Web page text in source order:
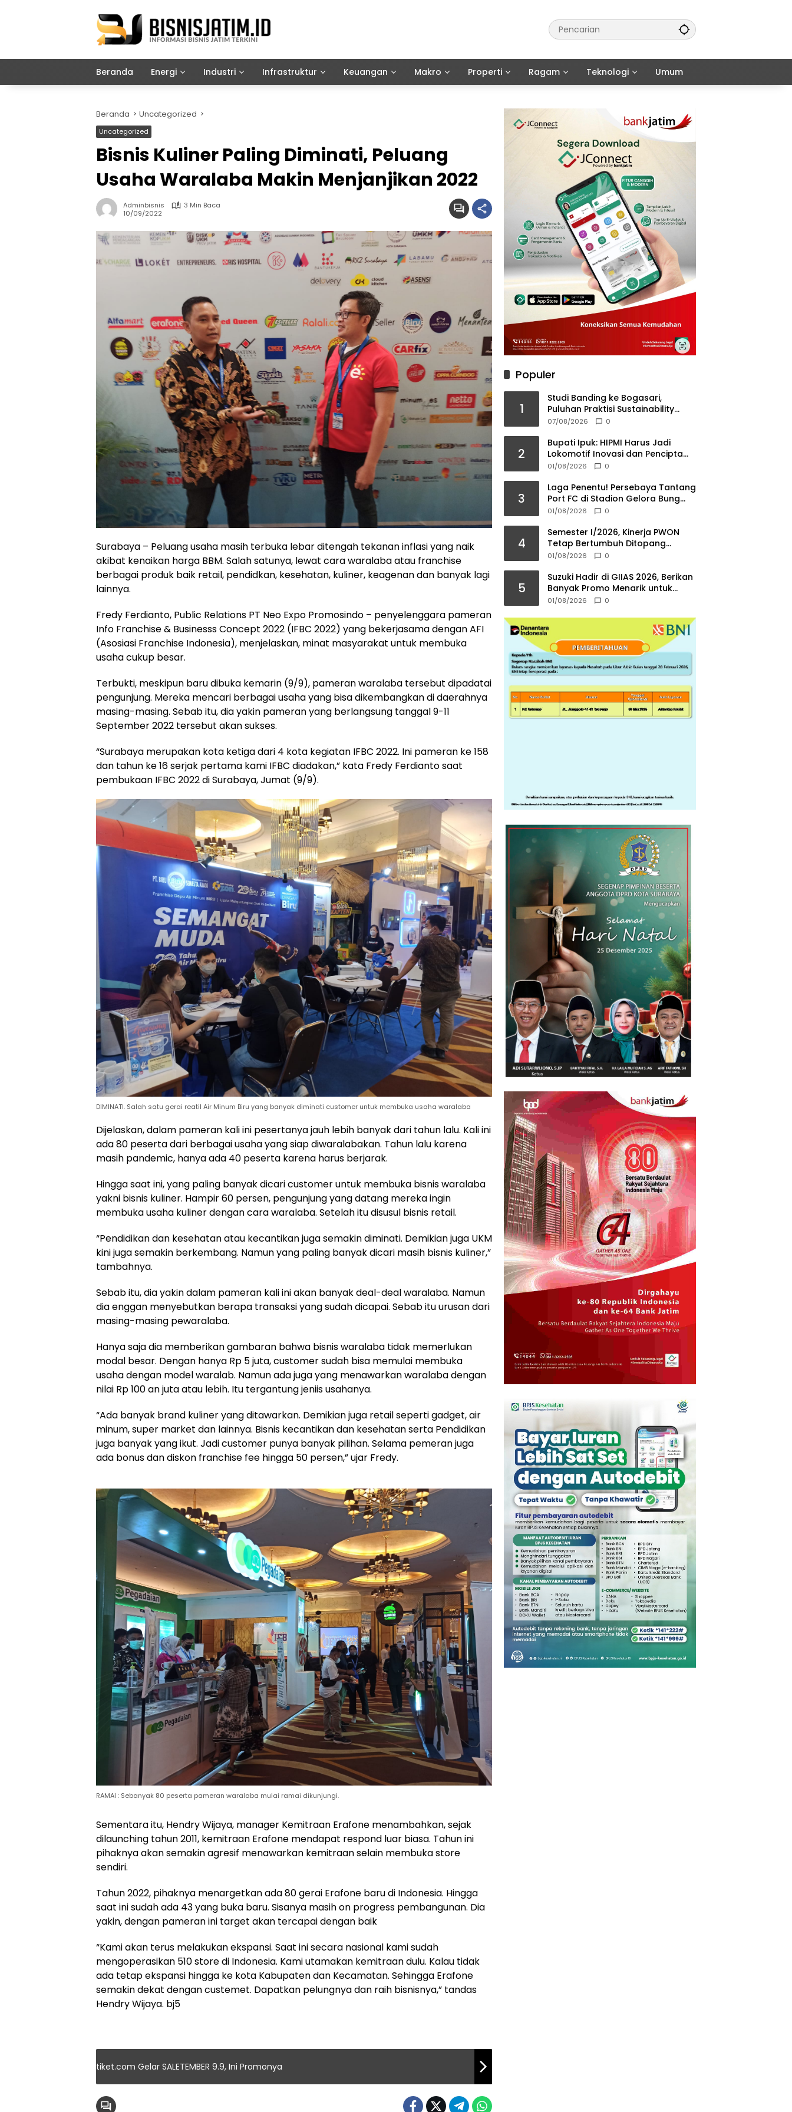
Beranda Energi Industri Infrastruktur Keuangan Makro Properti Ragam Teknologi Umum
Beranda Uncategorized
Uncategorized
Bisnis Kuliner Paling Diminati, Peluang
Usaha Waralaba Makin Menjanjikan 2022
Adminbisnis
3 Min Baca
10/09/2022
Surabaya – Peluang usaha masih terbuka lebar ditengah tekanan inflasi yang naik
akibat kenaikan harga BBM. Salah satunya, lewat cara waralaba atau franchise
berbagai produk baik retail, pendidkan, kesehatan, kuliner, keagenan dan banyak lagi
lainnya.
Fredy Ferdianto, Public Relations PT Neo Expo Promosindo – penyelenggara pameran
Info Franchise & Businesss Concept 2022 (IFBC 2022) yang bekerjasama dengan AFI
(Asosiasi Franchise Indonesia), menjelaskan, minat masyarakat untuk membuka
usaha cukup besar.
Terbukti, meskipun baru dibuka kemarin (9/9), pameran waralaba tersebut dipadatai
pengunjung. Mereka mencari berbagai usaha yang bisa dikembangkan di daerahnya
masing-masing. Sebab itu, dia yakin pameran yang berlangsung tanggal 9-11
September 2022 tersebut akan sukses.
“Surabaya merupakan kota ketiga dari 4 kota kegiatan IFBC 2022. Ini pameran ke 158
dan tahun ke 16 serjak pertama kami IFBC diadakan,” kata Fredy Ferdianto saat
pembukaan IFBC 2022 di Surabaya, Jumat (9/9).
DIMINATI. Salah satu gerai reatil Air Minum Biru yang banyak diminati customer untuk membuka usaha waralaba
Dijelaskan, dalam pameran kali ini pesertanya jauh lebih banyak dari tahun lalu. Kali ini
ada 80 peserta dari berbagai usaha yang siap diwaralabakan. Tahun lalu karena
masih pandemic, hanya ada 40 peserta karena harus berjarak.
Hingga saat ini, yang paling banyak dicari customer untuk membuka bisnis waralaba
yakni bisnis kuliner. Hampir 60 persen, pengunjung yang datang mereka ingin
membuka usaha kuliner dengan cara waralaba. Setelah itu disusul bisnis retail.
“Pendidikan dan kesehatan atau kecantikan juga semakin diminati. Demikian juga UKM
kini juga semakin berkembang. Namun yang paling banyak dicari masih bisnis kuliner,”
tambahnya.
Sebab itu, dia yakin dalam pameran kali ini akan banyak deal-deal waralaba. Namun
dia enggan menyebutkan berapa transaksi yang sudah dicapai. Sebab itu urusan dari
masing-masing pewaralaba.
Hanya saja dia memberikan gambaran bahwa bisnis waralaba tidak memerlukan
modal besar. Dengan hanya Rp 5 juta, customer sudah bisa memulai membuka
usaha dengan model waralab. Namun ada juga yang menawarkan waralaba dengan
nilai Rp 100 an juta atau lebih. Itu tergantung jeniis usahanya.
“Ada banyak brand kuliner yang ditawarkan. Demikian juga retail seperti gadget, air
minum, super market dan lainnya. Bisnis kecantikan dan kesehatan serta Pendidikan
juga banyak yang ikut. Jadi customer punya banyak pilihan. Selama pemeran juga
ada bonus dan diskon franchise fee hingga 50 persen,” ujar Fredy.
RAMAI : Sebanyak 80 peserta pameran waralaba mulai ramai dikunjungi.
Sementara itu, Hendry Wijaya, manager Kemitraan Erafone menambahkan, sejak
dilaunching tahun 2011, kemitraan Erafone mendapat respond luar biasa. Tahun ini
pihaknya akan semakin agresif menawarkan kemitraan selain membuka store
sendiri.
Tahun 2022, pihaknya menargetkan ada 80 gerai Erafone baru di Indonesia. Hingga
saat ini sudah ada 43 yang buka baru. Sisanya masih on progress pembangunan. Dia
yakin, dengan pameran ini target akan tercapai dengan baik
“Kami akan terus melakukan ekspansi. Saat ini secara nasional kami sudah
mengoperasikan 510 store di Indonesia. Kami utamakan kemitraan dulu. Kalau tidak
ada tetap ekspansi hingga ke kota Kabupaten dan Kecamatan. Sehingga Erafone
semakin dekat dengan custemet. Dapatkan pelungnya dan raih bisnisnya,” tandas
Hendry Wijaya. bj5
tiket.com Gelar SALETEMBER 9.9, Ini Promonya
Populer
1
Studi Banding ke Bogasari,
Puluhan Praktisi Sustainability
Pelajari Tata Kelola Industri
07/08/2026 0
2
Bupati Ipuk: HIPMI Harus Jadi
Lokomotif Inovasi dan Pencipta
Lapangan Kerja
01/08/2026 0
3
Laga Penentu! Persebaya Tantang
Port FC di Stadion Gelora Bung
Tomo
01/08/2026 0
4
Semester I/2026, Kinerja PWON
Tetap Bertumbuh Ditopang
Reccurring Income
01/08/2026 0
5
Suzuki Hadir di GIIAS 2026, Berikan
Banyak Promo Menarik untuk
Konsumen
01/08/2026 0